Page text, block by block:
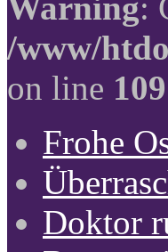
/www/
on line 109
Frohe
Doktor